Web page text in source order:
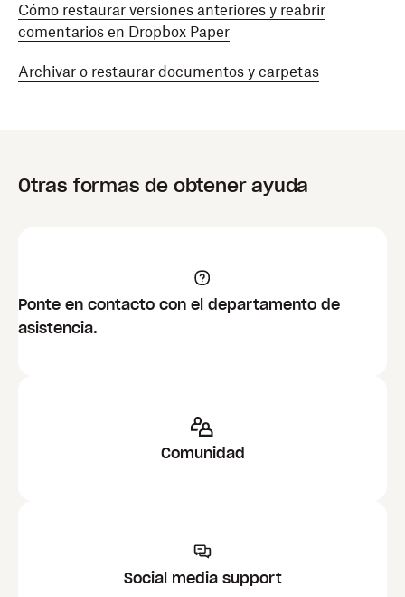
Cómo restaurar versiones anteriores y reabrir
comentarios en Dropbox Paper
Archivar o restaurar documentos y carpetas
Otras formas de obtener ayuda
Ponte en contacto con el departamento de
asistencia.
Comunidad
Social media support